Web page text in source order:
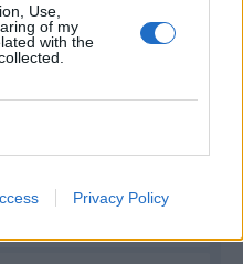
Use,
of my
with the
Privacy Policy